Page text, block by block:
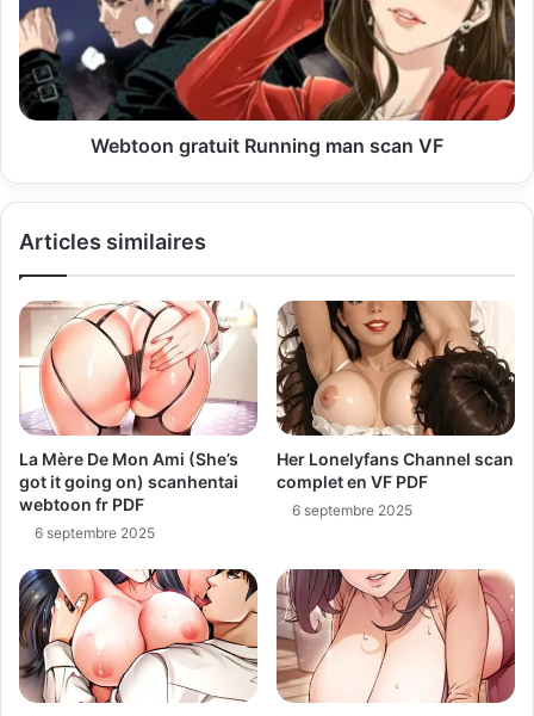
l
Webtoon gratuit Running man scan VF
Articles similaires
La Mère De Mon Ami (She’s
got it going on) scanhentai
webtoon fr PDF
6 septembre 2025
Her Lonelyfans Channel scan
complet en VF PDF
6 septembre 2025